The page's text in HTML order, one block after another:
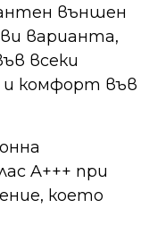
външен
варианта,
всеки
и комфорт във
A+++ при
което